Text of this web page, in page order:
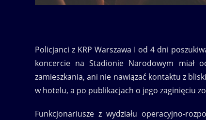
Policjanci z KRP Warszawa I od 4 dni
koncercie na Stadionie Narodowym miał
zamieszkania, ani nie nawiązać kontaktu z
w hotelu, a po publikacjach o jego zaginięciu
Funkcjonariusze z wydziału operacyjno-